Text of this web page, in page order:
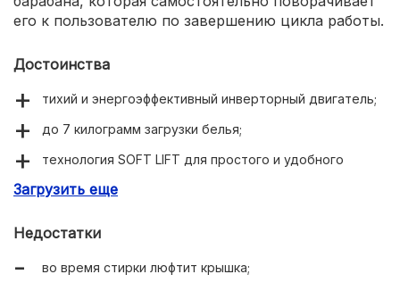
его к пользователю по завершению цикла работы.
Достоинства
тихий и энергоэффективный инверторный двигатель;
до 7 килограмм загрузки белья;
технология SOFT LIFT для простого и удобного
Загрузить еще
Недостатки
во время стирки люфтит крышка;